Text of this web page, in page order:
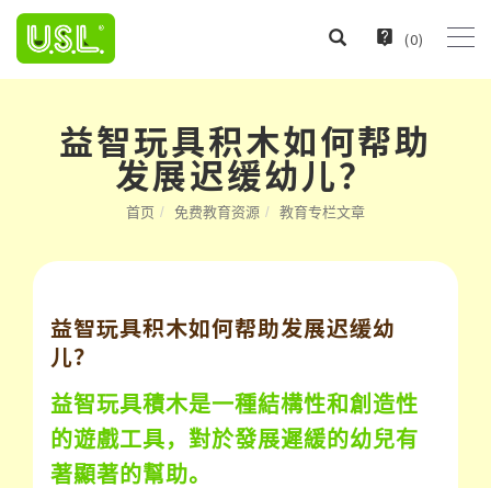
(0)
益智玩具积木如何帮助
发展迟缓幼儿？
首页 免费教育资源 教育专栏文章
益智玩具积木如何帮助发展迟缓幼
儿？
益智玩具積木是一種結構性和創造性
的遊戲工具，對於發展遲緩的幼兒有
著顯著的幫助。